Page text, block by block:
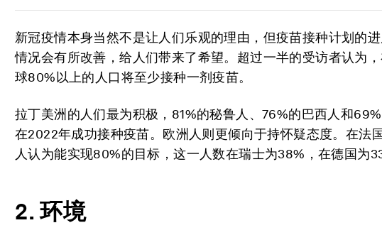
新冠疫情本身当然不是让人们乐观的理由，但疫苗接种计划的
情况会有所改善，给人们带来了希望。超过一半的受访者认为
球80%以上的人口将至少接种一剂疫苗。
拉丁美洲的人们最为积极，81%的秘鲁人、76%的巴西人和
在2022年成功接种疫苗。欧洲人则更倾向于持怀疑态度。在法
人认为能实现80%的目标，这一人数在瑞士为38%，在德国为
2.环境